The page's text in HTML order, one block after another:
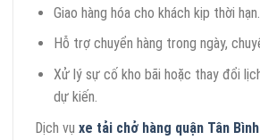
Giao hàng hóa cho khách kịp thời hạn.
Hỗ trợ chuyển hàng trong ngày,
Xử lý sự cố kho bãi hoặc thay đổi
dự kiến.
Dịch vụ xe tải chở hàng quận Tân Bình